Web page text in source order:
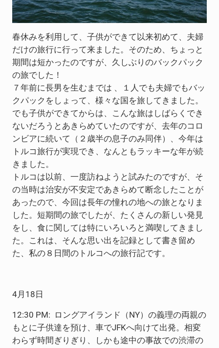
春休みを利用して、子供ができて以来初めて、夫婦
だけの旅行に行って来ました。そのため、ちょっと
期間は短かったのですが、久しぶりのバックパック
の旅でした！
７年前に長男を生むまでは 、１人でも夫婦でもバッ
クパックをしょって、様々な国を旅してきました。
でも子供ができてからは、こんな旅はしばらくでき
ないだろうとあきらめていたのですが、去年のコロ
ンビアに続いて（２歳半の息子のみ同伴）、今年は
トルコ旅行が実現でき、なんともラッキーな年が続
きました。
トルコは以前、一度訪ねようと試みたのですが、そ
の当時は治安が不安定であきらめて断念したことが
あったので、今回は長年の憧れの地への旅となりま
した。短期間の旅でしたが、たくさんの新しい発見
をし、食に関しては特にいろいろと満喫してきまし
た。これは、そんな思い出を記録として書き留め
た、私の８日間のトルコへの旅行記です。
4月18日
12:30 PM: ロングアイランド（NY）の義理の両親の
もとに子供達を預け、車でJFKへ向けて出発。相変
わらず時間ぎりぎり、しかも途中の事故での渋滞の